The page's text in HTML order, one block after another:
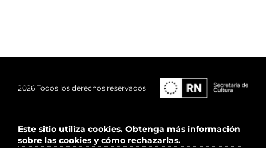
2026 Todos los derechos reservados
Este sitio utiliza cookies. Obtenga más información
sobre las cookies y cómo rechazarlas.